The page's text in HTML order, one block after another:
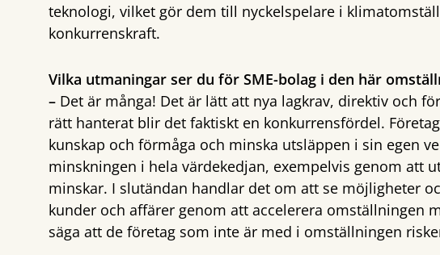
teknologi, vilket gör dem till nyckelspelare i
konkurrenskraft.
Vilka utmaningar ser du för SME-bolag i den här
– Det är många! Det är lätt att nya lagkrav, direktiv och
rätt hanterat blir det faktiskt en konkurrensfördel.
kunskap och förmåga och minska utsläppen i sin egen
minskningen i hela värdekedjan, exempelvis genom att
minskar. I slutändan handlar det om att se möjligheter
kunder och affärer genom att accelerera omställningen
säga att de företag som inte är med i omställningen